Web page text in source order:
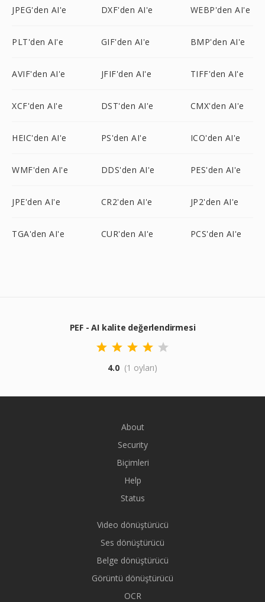
JPEG'den AI'e DXF'den AI'e WEBP'den AI'e
PLT'den AI'e GIF'den AI'e BMP'den AI'e
AVIF'den AI'e JFIF'den AI'e TIFF'den AI'e
XCF'den AI'e DST'den AI'e CMX'den AI'e
HEIC'den AI'e PS'den AI'e ICO'den AI'e
WMF'den AI'e DDS'den AI'e PES'den AI'e
JPE'den AI'e CR2'den AI'e JP2'den AI'e
TGA'den AI'e CUR'den AI'e PCS'den AI'e
PEF - AI kalite değerlendirmesi
4.0 (1 oyları)
About
Security
Biçimleri
Help
Status
Video dönüştürücü
Ses dönüştürücü
Belge dönüştürücü
Görüntü dönüştürücü
OCR